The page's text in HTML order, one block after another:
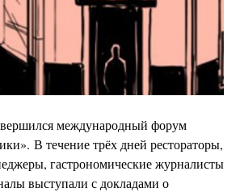
международный форум
В течение трёх дней рестораторы,
гастрономические журналисты
выступали с докладами о